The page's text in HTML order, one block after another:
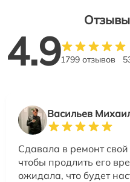
4.91799 отзывов
Васильев
Сдавала в ремонт
чтобы продлить его
ожидала, что будет